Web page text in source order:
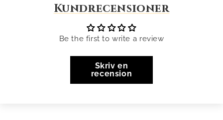
Kundrecensioner
Be the first to write a review
Skriv en
recension